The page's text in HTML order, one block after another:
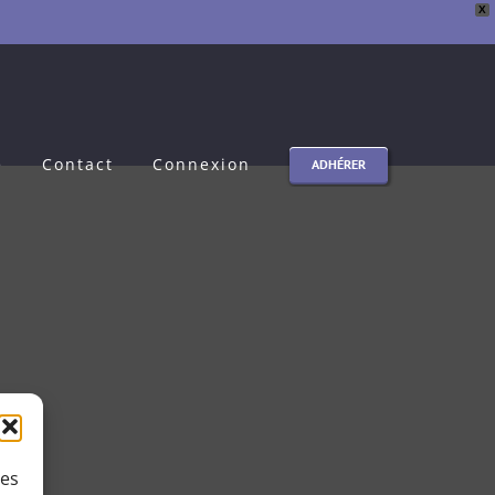
X
Contact Connexion ADHÉRER